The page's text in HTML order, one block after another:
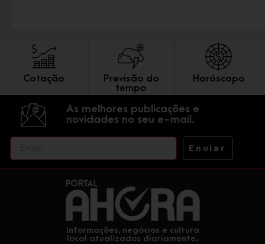
Cotação
Previsão do
tempo
Horóscopo
As melhores publicações e
novidades no seu e-mail.
Enviar
Informações, negócios e cultura
local atualizados diariamente.